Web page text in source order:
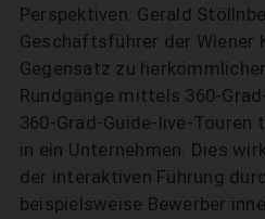
Perspektiven. Gerald
Geschäftsführer der Wiener
Gegensatz zu
Rundgänge mittels 360-
360-Grad-Guide-live-Touren
in ein Unternehmen. Dies
der interaktiven Führung
beispielsweise